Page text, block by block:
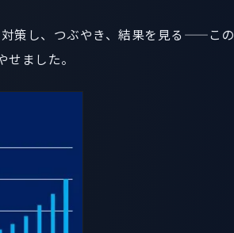
策し、つぶやき、結果を見る——この
ました。